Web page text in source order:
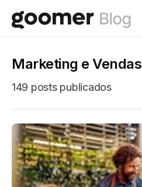
Marketing e Vendas
149 posts publicados